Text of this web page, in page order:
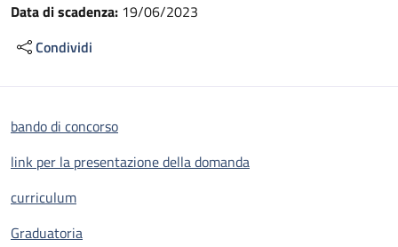
Data di scadenza: 19/06/2023
Condividi
bando di concorso
link per la presentazione della domanda
curriculum
Graduatoria